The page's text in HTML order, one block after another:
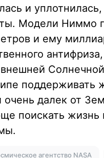
и
Модели Ниммо
и ему
внешней
поддерживать
очень далек от
поискать жизнь
агентство NASA